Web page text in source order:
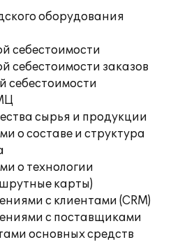
оборудования
себестоимости
себестоимости заказов
себестоимости
сырья и продукции
о составе и структура
о технологии
карты)
с клиентами (CRM)
с поставщиками
основных средств